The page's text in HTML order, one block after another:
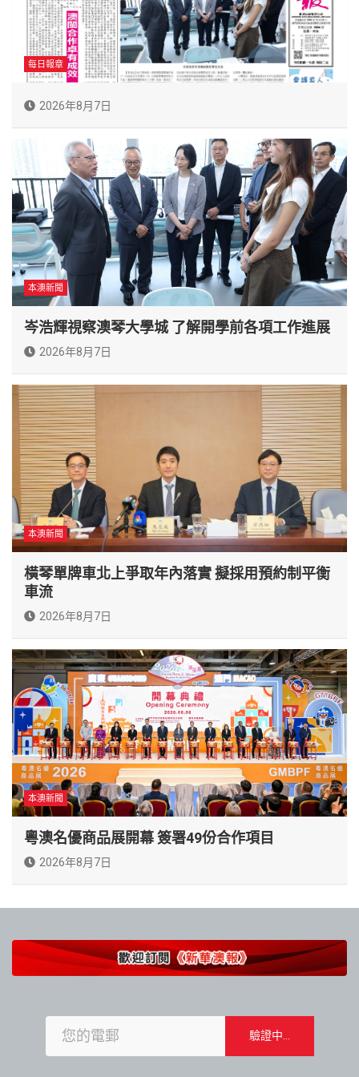
每日報章
2026年8月7日
本澳新聞
岑浩輝視察澳琴大學城 了解開學前各項工作進展
2026年8月7日
本澳新聞
橫琴單牌車北上爭取年內落實 擬採用預約制平衡
車流
2026年8月7日
本澳新聞
粵澳名優商品展開幕 簽署49份合作項目
2026年8月7日